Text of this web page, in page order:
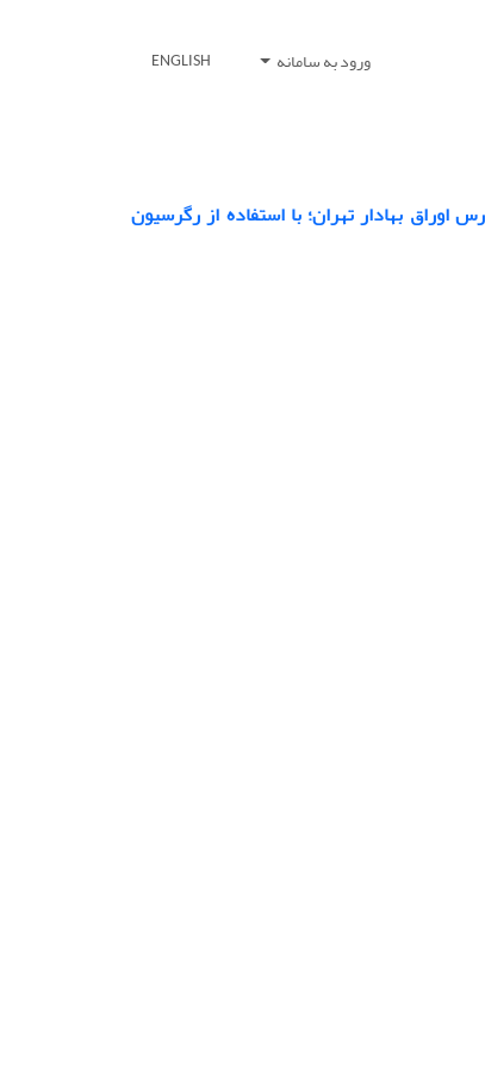
ورود به سامانه ENGLISH
بهادار تهران؛ با استفاده از رگرسیون